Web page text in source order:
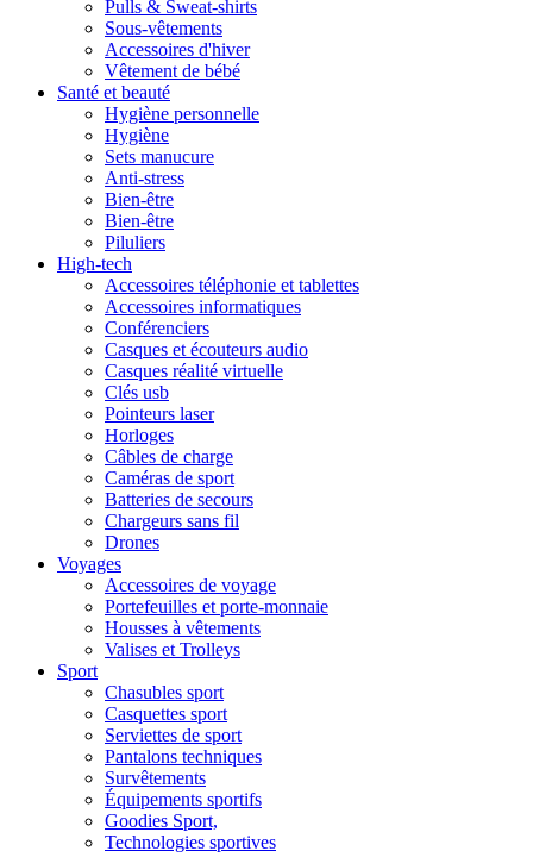
Pulls & Sweat-shirts
Sous-vêtements
Accessoires d'hiver
Vêtement de bébé
Santé et beauté
Hygiène personnelle
Hygiène
Sets manucure
Anti-stress
Bien-être
Bien-être
Piluliers
High-tech
Accessoires téléphonie et tablettes
Accessoires informatiques
Conférenciers
Casques et écouteurs audio
Casques réalité virtuelle
Clés usb
Pointeurs laser
Horloges
Câbles de charge
Caméras de sport
Batteries de secours
Chargeurs sans fil
Drones
Voyages
Accessoires de voyage
Portefeuilles et porte-monnaie
Housses à vêtements
Valises et Trolleys
Sport
Chasubles sport
Casquettes sport
Serviettes de sport
Pantalons techniques
Survêtements
Équipements sportifs
Goodies Sport,
Technologies sportives